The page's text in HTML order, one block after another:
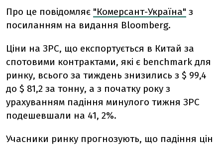
Про це повідомляє "Комерсант-Україна" з
посиланням на видання Bloomberg.
Ціни на ЗРС, що експортується в Китай за
спотовими контрактами, які є benchmark для
ринку, всього за тиждень знизились з $ 99,4
до $ 81,2 за тонну, а з початку року з
урахуванням падіння минулого тижня ЗРС
подешевшали на 41, 2%.
Учасники ринку прогнозують, що падіння цін